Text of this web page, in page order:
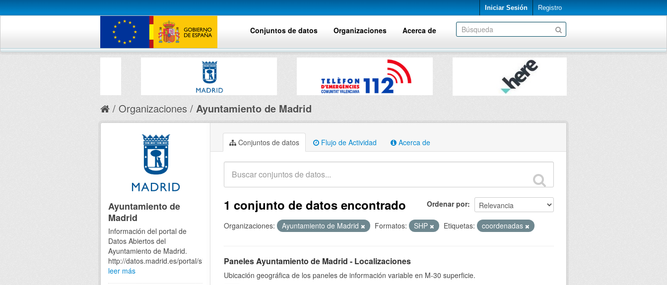
Iniciar Sesión Registro
Conjuntos de datos Organizaciones Acerca de
Organizaciones Ayuntamiento de Madrid
Conjuntos de datos Flujo de Actividad Acerca de
Ordenar por
1 conjunto de datos encontrado
Organizaciones: Ayuntamiento de Madrid Formatos: SHP Etiquetas: coordenadas
Paneles Ayuntamiento de Madrid - Localizaciones
Ubicación geográfica de los paneles de información variable en M-30 superficie.
Ayuntamiento de
Madrid
Información del portal de
Datos Abiertos del
Ayuntamiento de Madrid.
http://datos.madrid.es/portal/site/egob
leer más